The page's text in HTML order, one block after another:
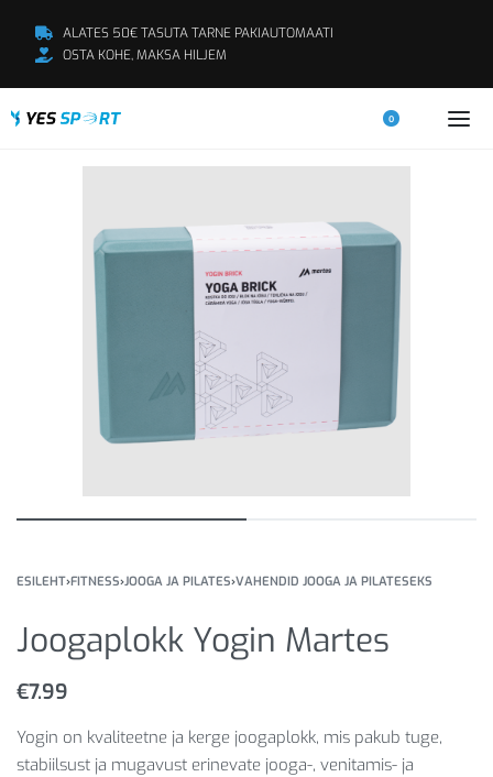
ALATES 50€ TASUTA TARNE PAKIAUTOMAATI
OSTA KOHE, MAKSA HILJEM
0
ESILEHT›FITNESS›JOOGA JA PILATES›VAHENDID JOOGA JA PILATESEKS
Joogaplokk Yogin Martes
€7.99
Yogin on kvaliteetne ja kerge joogaplokk, mis pakub tuge,
stabiilsust ja mugavust erinevate jooga-, venitamis- ja